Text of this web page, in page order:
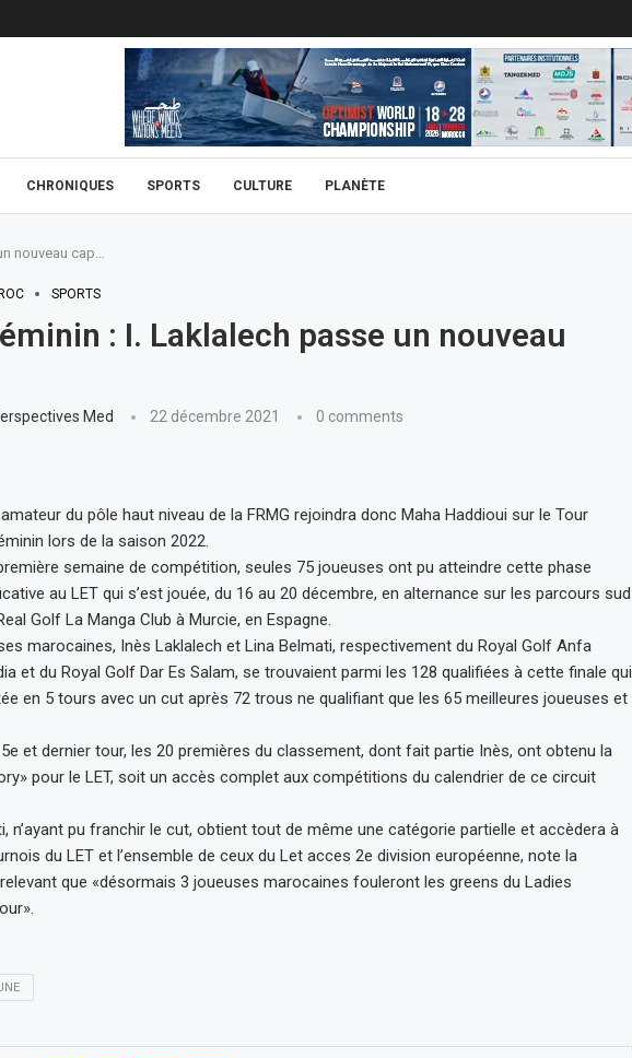
CHRONIQUES SPORTS CULTURE PLANÈTE
nouveau cap…
SPORTS
: I. Laklalech passe un nouveau
Med 22 décembre 2021 0 comments
du pôle haut niveau de la FRMG rejoindra donc Maha Haddioui sur le Tour
lors de la saison 2022.
semaine de compétition, seules 75 joueuses ont pu atteindre cette phase
au LET qui s’est jouée, du 16 au 20 décembre, en alternance sur les parcours sud
Golf La Manga Club à Murcie, en Espagne.
marocaines, Inès Laklalech et Lina Belmati, respectivement du Royal Golf Anfa
et du Royal Golf Dar Es Salam, se trouvaient parmi les 128 qualifiées à cette finale qui
en 5 tours avec un cut après 72 trous ne qualifiant que les 65 meilleures joueuses et
et dernier tour, les 20 premières du classement, dont fait partie Inès, ont obtenu la
pour le LET, soit un accès complet aux compétitions du calendrier de ce circuit
n’ayant pu franchir le cut, obtient tout de même une catégorie partielle et accèdera à
du LET et l’ensemble de ceux du Let acces 2e division européenne, note la
que «désormais 3 joueuses marocaines fouleront les greens du Ladies